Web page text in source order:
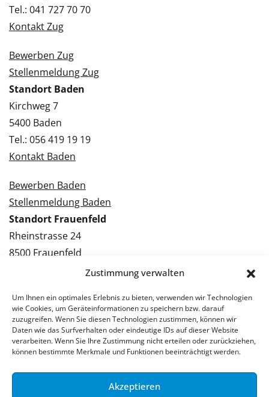
Zustimmung verwalten
Um Ihnen ein optimales Erlebnis zu bieten, verwenden wir Technologien
wie Cookies, um Geräteinformationen zu speichern bzw. darauf
zuzugreifen. Wenn Sie diesen Technologien zustimmen, können wir
Daten wie das Surfverhalten oder eindeutige IDs auf dieser Website
verarbeiten. Wenn Sie Ihre Zustimmung nicht erteilen oder zurückziehen,
können bestimmte Merkmale und Funktionen beeinträchtigt werden.
Akzeptieren
Tel.: 041 727 70 70
Kontakt Zug
Bewerben Zug
Stellenmeldung Zug
Standort Baden
Kirchweg 7
5400 Baden
Tel.: 056 419 19 19
Kontakt Baden
Bewerben Baden
Stellenmeldung Baden
Standort Frauenfeld
Rheinstrasse 24
8500 Frauenfeld
Tel.: 052 224 09 09
Bewerben Frauenfeld
Stellenmeldung Frauenfeld
© 2026 Stellenpartner AG